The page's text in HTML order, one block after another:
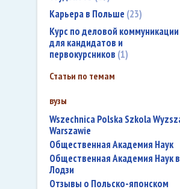
Карьера в Польше 23
Курс по деловой коммуникации
для кандидатов и
первокурсников 1
Статьи по темам
вузы
Wszechnica Polska Szkola Wyzsza w
Warszawie
Общественная Академия Наук
Общественная Академия Наук в
Лодзи
Отзывы о Польско-японском